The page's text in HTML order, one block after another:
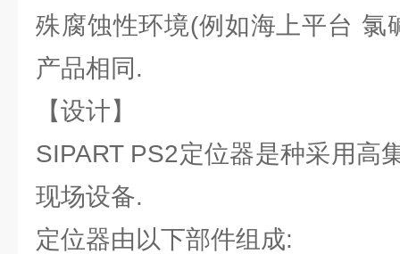
殊腐蚀性环境(例如海上平台 氯
产品相同.
【设计】
SIPART PS2定位器是种采用高
现场设备.
定位器由以下部件组成: